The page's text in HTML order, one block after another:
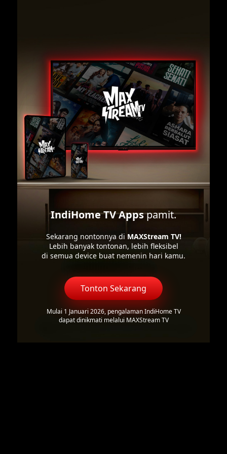
IndiHome TV Appspamit.
Sekarang nontonnya di MAXStream TV!
Lebih banyak tontonan, lebih fleksibel
di semua device buat nemenin hari kamu.
Tonton Sekarang
Mulai 1 Januari 2026, pengalaman IndiHome TV
dapat dinikmati melalui MAXStream TV